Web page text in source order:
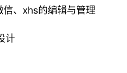
信、xhs的编辑与管理
计